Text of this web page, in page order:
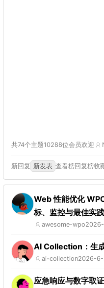
共74个主题10288位会员欢迎
新回复 新发表 查看榜回复榜收
Web 性能优化
标、监控与最佳实践
awesome-wpo
AI Collection：生
ai-collection2026-
应急响应与数字取